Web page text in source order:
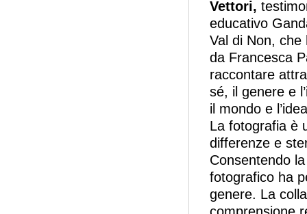
Vettori,
educativo
Val di Non,
da Francesca
raccontare
sé, il genere e
il mondo e
La fotografia è
differenze e
Consentendo
fotografico ha
genere. La